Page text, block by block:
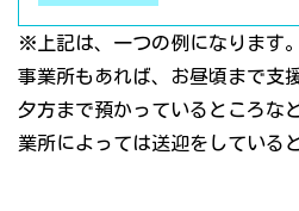
※上記は、一つの例になります
事業所もあれば、お昼頃まで支
夕方まで預かっているところな
業所によっては送迎をしている